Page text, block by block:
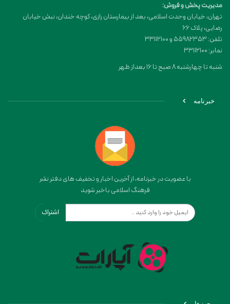
مدیریت پخش و فروش:
تهران، خیابان وحدت اسلامی، بعد از بیمارستان رازی، کوچه خندان، نبش خیابان
رضایی، پلاک ۶۶
تلفن: 55982353 و 33112100
نمابر: 33112100
شنبه تا چهارشنبه 8 صبح تا 16 بعداز ظهر
خبرنامه
با عضویت در خبرنامه، از آخرین اخبار و تخفیف های دفتر نشر
فرهنگ اسلامی باخبر شوید
اشتراک